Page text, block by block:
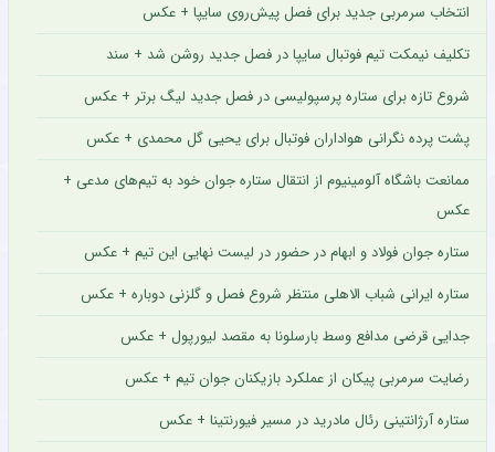
انتخاب سرمربی جدید برای فصل پیش‌روی سایپا + عکس
تکلیف نیمکت تیم فوتبال سایپا در فصل جدید روشن شد + سند
شروع تازه برای ستاره پرسپولیسی در فصل جدید لیگ برتر + عکس
پشت پرده نگرانی هواداران فوتبال برای یحیی گل محمدی + عکس
ممانعت باشگاه آلومینیوم از انتقال ستاره جوان خود به تیم‌های مدعی +
عکس
ستاره جوان فولاد و ابهام در حضور در لیست نهایی این تیم + عکس
ستاره ایرانی شباب الاهلی منتظر شروع فصل و گلزنی دوباره + عکس
جدایی قرضی مدافع وسط بارسلونا به مقصد لیورپول + عکس
رضایت سرمربی پیکان از عملکرد بازیکنان جوان تیم + عکس
ستاره آرژانتینی رئال مادرید در مسیر فیورنتینا + عکس